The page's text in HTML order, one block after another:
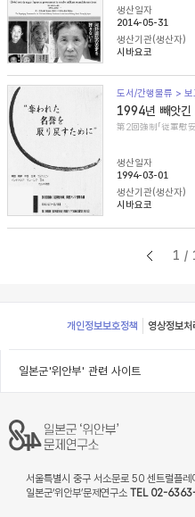
생산일자
2014-05-31
생산기관(생산자)
시바요코
도서/간행물류 > 보
1994년 빼앗긴
第2回強制「従軍慰
생산일자
1994-03-01
생산기관(생산자)
시바요코
1/
Footer
개인정보보호정책 영상정보처
일본군'위안부' 관련 사이트
서울특별시 중구 서소문로 50 센트럴플
일본군‘위안부’문제연구소 TEL 02-